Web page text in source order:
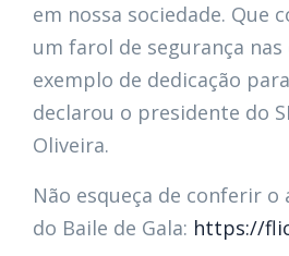
em nossa sociedade. Que
um farol de segurança
exemplo de dedicação
declarou o presidente do
Oliveira.
Não esqueça de conferir
do Baile de Gala: https://